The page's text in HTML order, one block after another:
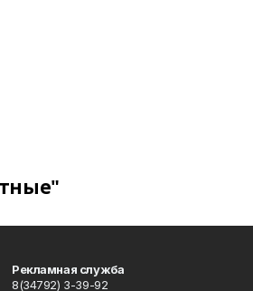
Рекламная служба
8(34792) 3-39-92